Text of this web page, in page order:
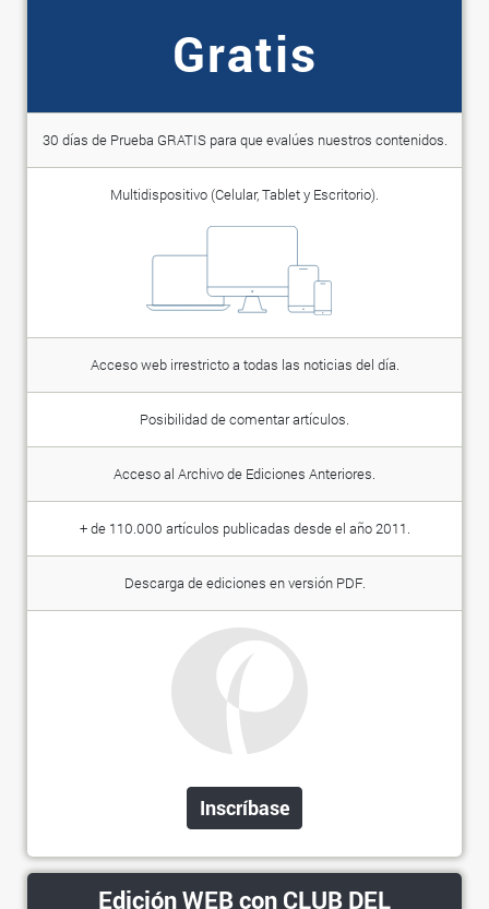
Gratis
30 días de Prueba GRATIS para que evalúes nuestros contenidos.
Multidispositivo (Celular, Tablet y Escritorio).
Acceso web irrestricto a todas las noticias del día.
Posibilidad de comentar artículos.
Acceso al Archivo de Ediciones Anteriores.
+ de 110.000 artículos publicadas desde el año 2011.
Descarga de ediciones en versión PDF.
Inscríbase
Edición WEB con CLUB DEL